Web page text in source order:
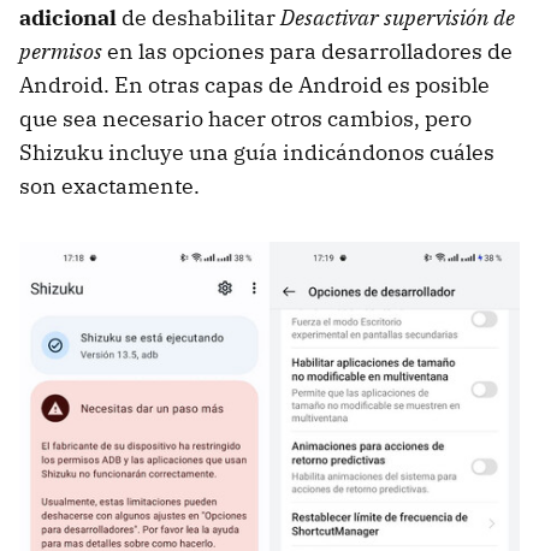
adicional de deshabilitarDesactivar supervisión de
permisosen las opciones para desarrolladores de
Android. En otras capas de Android es posible
que sea necesario hacer otros cambios, pero
Shizuku incluye una guía indicándonos cuáles
son exactamente.